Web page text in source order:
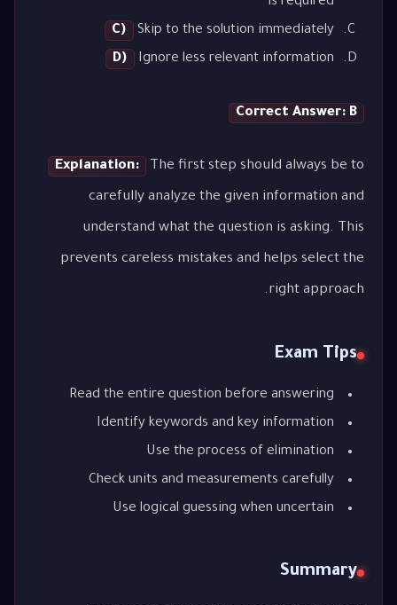
C)
Skip to the solution immediately
D)
Ignore less relevant information
Correct Answer: B
Explanation: The first step should always be to
carefully analyze the given information and
understand what the question is asking. This
prevents careless mistakes and helps select the
right approach.
Exam Tips
Read the entire question before answering
Identify keywords and key information
Use the process of elimination
Check units and measurements carefully
Use logical guessing when uncertain
Summary